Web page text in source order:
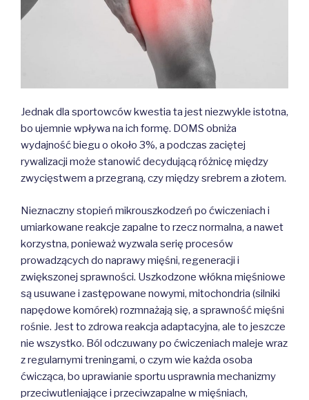
Jednak dla sportowców kwestia ta jest niezwykle istotna,
bo ujemnie wpływa na ich formę. DOMS obniża
wydajność biegu o około 3%, a podczas zaciętej
rywalizacji może stanowić decydującą różnicę między
zwycięstwem a przegraną, czy między srebrem a złotem.
Nieznaczny stopień mikrouszkodzeń po ćwiczeniach i
umiarkowane reakcje zapalne to rzecz normalna, a nawet
korzystna, ponieważ wyzwala serię procesów
prowadzących do naprawy mięśni, regeneracji i
zwiększonej sprawności. Uszkodzone włókna mięśniowe
są usuwane i zastępowane nowymi, mitochondria (silniki
napędowe komórek) rozmnażają się, a sprawność mięśni
rośnie. Jest to zdrowa reakcja adaptacyjna, ale to jeszcze
nie wszystko. Ból odczuwany po ćwiczeniach maleje wraz
z regularnymi treningami, o czym wie każda osoba
ćwicząca, bo uprawianie sportu usprawnia mechanizmy
przeciwutleniające i przeciwzapalne w mięśniach,